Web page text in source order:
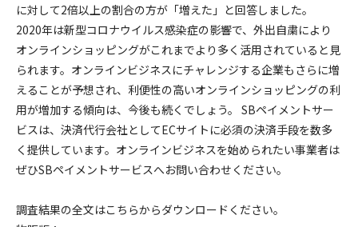
に対して2倍以上の割合の方が「増えた」と回答しました。
2020年は新型コロナウイルス感染症の影響で、外出自粛により
オンラインショッピングがこれまでより多く活用されていると見
られます。オンラインビジネスにチャレンジする企業もさらに増
えることが予想され、利便性の高いオンラインショッピングの利
用が増加する傾向は、今後も続くでしょう。 SBペイメントサー
ビスは、決済代行会社としてECサイトに必須の決済手段を数多
く提供しています。オンラインビジネスを始められたい事業者は
ぜひSBペイメントサービスへお問い合わせください。
調査結果の全文はこちらからダウンロードください。